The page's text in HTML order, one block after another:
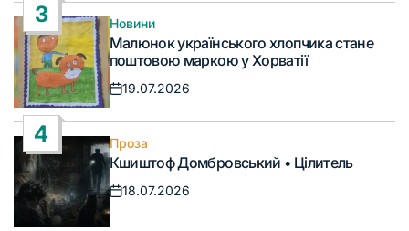
3
Опублікувати
у
Новини
Малюнок українського хлопчика стане
поштовою маркою у Хорватії
Дата
19.07.2026
4
Опублікувати
у
Проза
Кшиштоф Домбровський • Цілитель
Дата
запису
18.07.2026